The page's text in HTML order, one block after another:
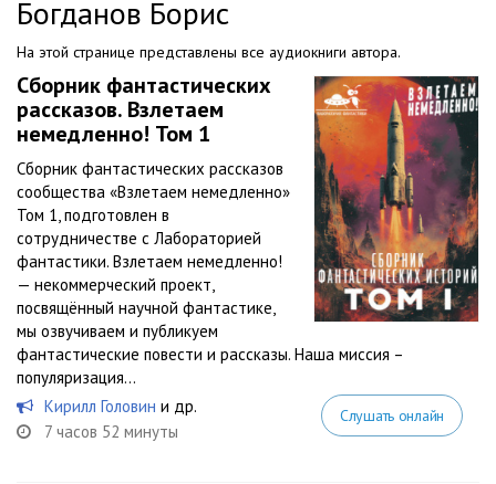
Богданов Борис
На этой странице представлены все аудиокниги автора.
Сборник фантастических
рассказов. Взлетаем
немедленно! Том 1
Сборник фантастических рассказов
сообщества «Взлетаем немедленно»
Том 1, подготовлен в
сотрудничестве с Лабораторией
фантастики. Взлетаем немедленно!
— некоммерческий проект,
посвящённый научной фантастике,
мы озвучиваем и публикуем
фантастические повести и рассказы. Наша миссия –
популяризация...
Кирилл Головин и др.
7 часов 52 минуты
Слушать онлайн